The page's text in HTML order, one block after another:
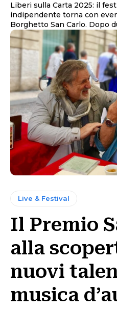
Liberi sulla Carta 2025: il
indipendente torna con
Borghetto
Live & Festival
Il Premio
alla
nuovi
musica